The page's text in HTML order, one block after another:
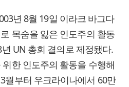
년 8월 19일 이라크 바그다
목숨을 잃은 인도주의 활동
UN 총회 결의로 제정됐다.
한 인도주의 활동을 수행해
월부터 우크라이나에서 60만